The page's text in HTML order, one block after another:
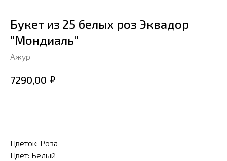
Букет из 25 белых роз Эквадор
"Мондиаль"
Ажур
7290,00 ₽
Цветок: Роза
Цвет: Белый